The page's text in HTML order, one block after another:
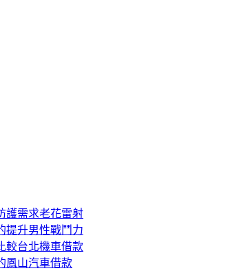
護需求老花雷射
提升男性戰鬥力
較台北機車借款
鳳山汽車借款